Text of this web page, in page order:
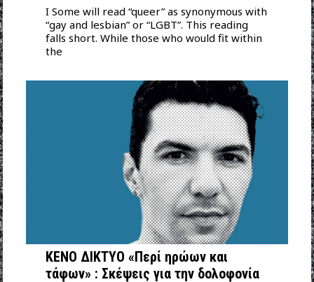
I Some will read “queer” as synonymous with
“gay and lesbian” or “LGBT”. This reading
falls short. While those who would fit within
the
ΚΕΝΟ ΔΙΚΤΥΟ «Περί ηρώων και
τάφων» : Σκέψεις για την δολοφονία